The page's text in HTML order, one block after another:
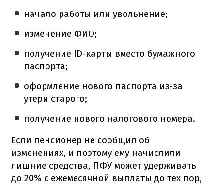
начало работы или увольнение;
изменение ФИО;
получение ID-карты вместо бумажного
паспорта;
оформление нового паспорта из-за
утери старого;
получение нового налогового номера.
Если пенсионер не сообщил об
изменениях, и поэтому ему начислили
лишние средства, ПФУ может удерживать
до 20% с ежемесячной выплаты до тех пор,